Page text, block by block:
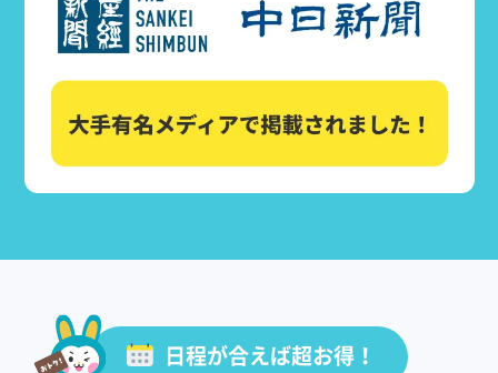
日程が合えば超お得！